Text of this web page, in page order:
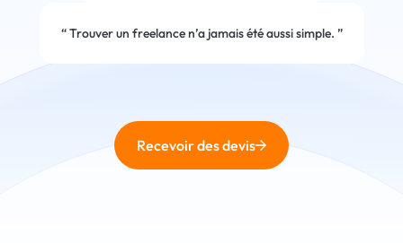
“Trouver un freelance n’a jamais été aussi simple. ”
Recevoir des devis